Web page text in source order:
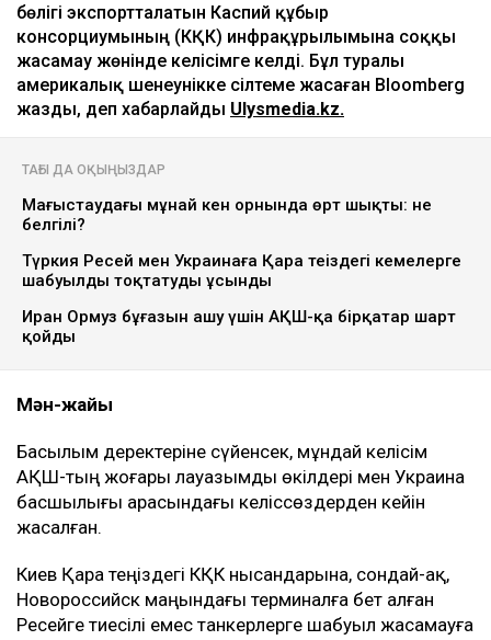
бөлігі экспортталатын Каспий құбыр
консорциумының (КҚК) инфрақұрылымына соққы
жасамау жөнінде келісімге келді. Бұл туралы
америкалық шенеунікке сілтеме жасаған Bloomberg
жазды, деп хабарлайды Ulysmedia.kz.
ТАҒЫ ДА ОҚЫҢЫЗДАР
Маңғыстаудағы мұнай кен орнында өрт шықты: не
белгілі?
Түркия Ресей мен Украинаға Қара теңіздегі кемелерге
шабуылды тоқтатуды ұсынды
Иран Ормуз бұғазын ашу үшін АҚШ-қа бірқатар шарт
қойды
Мән-жайы
Басылым деректеріне сүйенсек, мұндай келісім
АҚШ-тың жоғары лауазымды өкілдері мен Украина
басшылығы арасындағы келіссөздерден кейін
жасалған.
Киев Қара теңіздегі КҚК нысандарына, сондай-ақ,
Новороссийск маңындағы терминалға бет алған
Ресейге тиесілі емес танкерлерге шабуыл жасамауға